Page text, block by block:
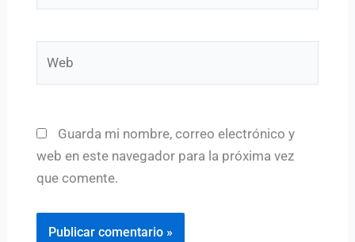
Guarda mi nombre, correo electrónico y
web en este navegador para la próxima vez
que comente.